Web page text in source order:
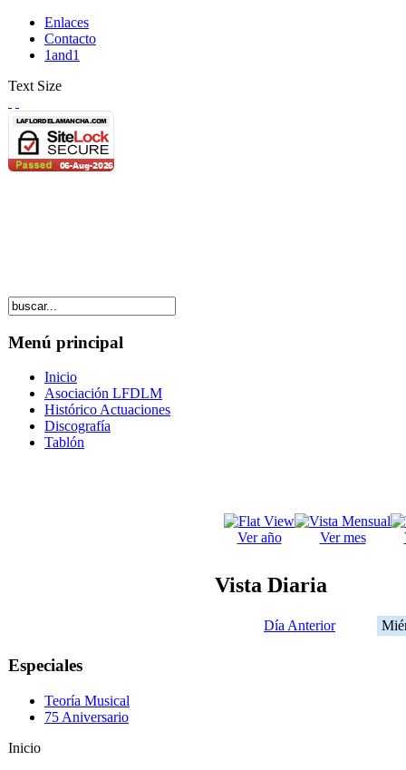
Enlaces
Contacto
1and1
Text Size
Menú principal
Inicio
Asociación LFDLM
Histórico Actuaciones
Discografía
Tablón
Ver año Ver mes
Vista Diaria
Día Anterior
Especiales
Teoría Musical
75 Aniversario
Inicio